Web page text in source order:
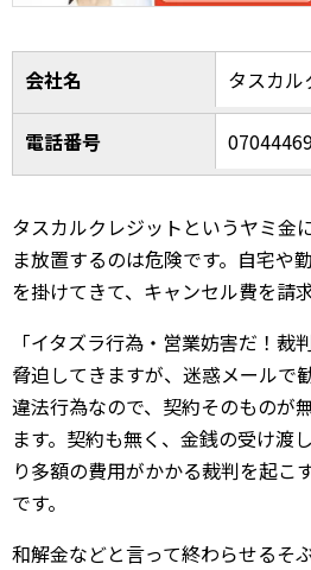
会社名 タスカル
電話番号
タスカルクレジットというヤミ金
ま放置するのは危険です。自宅や
を掛けてきて、キャンセル費を請
「イタズラ行為・営業妨害だ！裁
脅迫してきますが、迷惑メールで
違法行為なので、契約そのものが
ます。契約も無く、金銭の受け渡
り多額の費用がかかる裁判を起こ
です。
和解金などと言って終わらせるそ